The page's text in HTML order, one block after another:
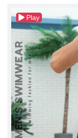
Play